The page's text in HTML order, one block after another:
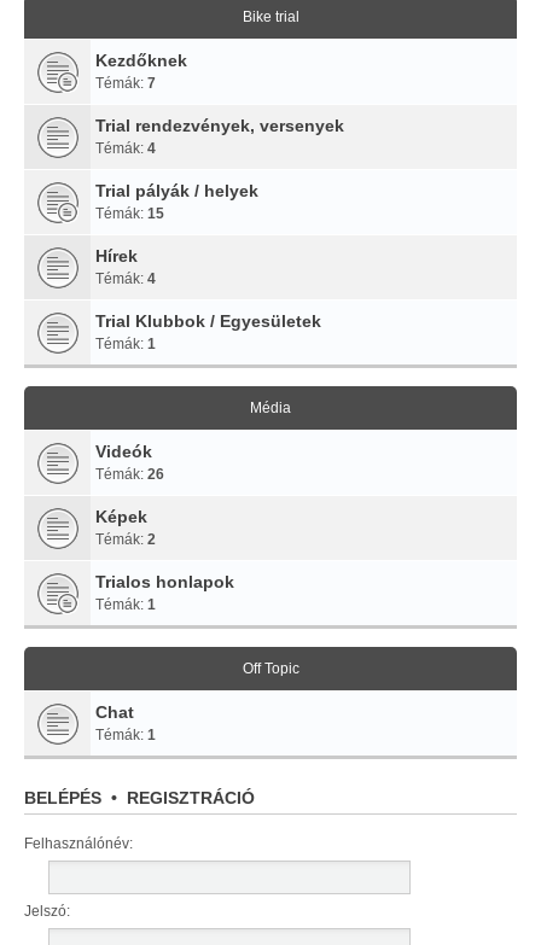
Bike trial
Kezdőknek
Témák: 7
Trial rendezvények, versenyek
Témák: 4
Trial pályák / helyek
Témák: 15
Hírek
Témák: 4
Trial Klubbok / Egyesületek
Témák: 1
Média
Videók
Témák: 26
Képek
Témák: 2
Trialos honlapok
Témák: 1
Off Topic
Chat
Témák: 1
BELÉPÉS • REGISZTRÁCIÓ
Felhasználónév:
Jelszó: